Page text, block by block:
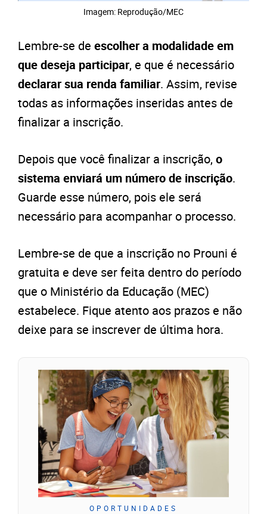
Imagem: Reprodução/MEC
Lembre-se de escolher a modalidade em
que deseja participar, e que é necessário
declarar sua renda familiar. Assim, revise
todas as informações inseridas antes de
finalizar a inscrição.
Depois que você finalizar a inscrição, o
sistema enviará um número de inscrição.
Guarde esse número, pois ele será
necessário para acompanhar o processo.
Lembre-se de que a inscrição no Prouni é
gratuita e deve ser feita dentro do período
que o Ministério da Educação (MEC)
estabelece. Fique atento aos prazos e não
deixe para se inscrever de última hora.
OPORTUNIDADES